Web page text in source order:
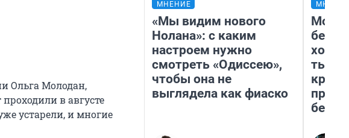
Ольга Молодан,
в августе
устарели, и многие
МНЕНИЕ
«Мы видим нового
Нолана»: с каким
настроем нужно
смотреть «Одиссею»,
чтобы она не
выглядела как фиаско
Мой